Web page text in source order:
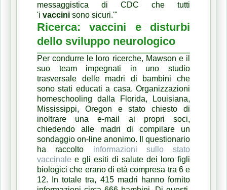
messaggistica di CDC che tutti
'i vaccini sono sicuri.'"
Ricerca: vaccini e disturbi
dello sviluppo neurologico
Per condurre le loro ricerche, Mawson e il
suo team impegnati in uno studio
trasversale delle madri di bambini che
sono stati educati a casa. Organizzazioni
homeschooling dalla Florida, Louisiana,
Mississippi, Oregon e stato chiesto di
inoltrare una e-mail ai propri soci,
chiedendo alle madri di compilare un
sondaggio on-line anonimo.
Il questionario
ha raccolto informazioni sullo stato
vaccinale e gli esiti di salute dei loro figli
biologici che erano di età compresa tra 6 e
12. In totale tra, 415 madri hanno fornito